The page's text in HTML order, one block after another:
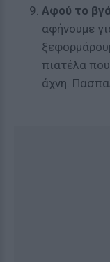
Αφού το
αφήνουμε
πιατέλα
άχνη.